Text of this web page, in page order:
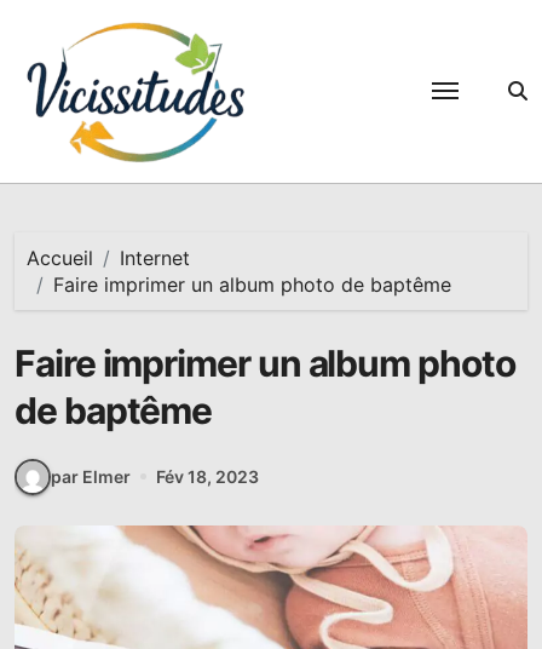
contenu
Accueil
Internet
Faire imprimer un album photo de baptême
Faire imprimer un album photo
de baptême
par Elmer Fév 18, 2023